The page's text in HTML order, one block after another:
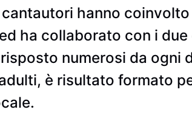
hanno
ha collaborato con i
numerosi da ogni
è risultato formato